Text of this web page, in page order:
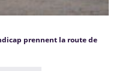
prennent la route de